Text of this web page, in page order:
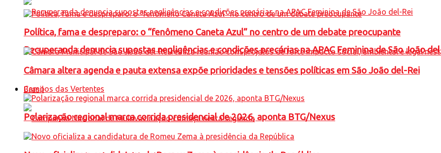
Recuperanda denuncia supostas negligências e condições precárias na APAC Feminina de São João
Campos das Vertentes
Política, fama e despreparo: o “fenômeno Caneta Azul” no centro de um debate preocupante
Câmara altera agenda e pauta extensa expõe prioridades e tensões políticas em São João del-Rei
Brasil
Polarização regional marca corrida presidencial de 2026, aponta BTG/Nexus